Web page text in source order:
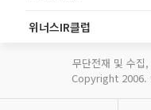
위너스IR클럽
무단전재 및 수집
Copyright 2006.